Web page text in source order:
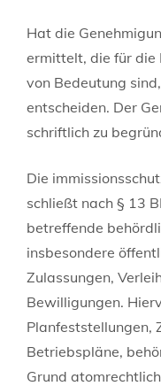
Hat die
ermittelt, die für die
von Bedeutung
entscheiden. Der
schriftlich zu
Die
schließt nach § 13
betreffende
insbesondere
Zulassungen,
Bewilligungen.
Planfeststellungen,
Betriebspläne,
Grund